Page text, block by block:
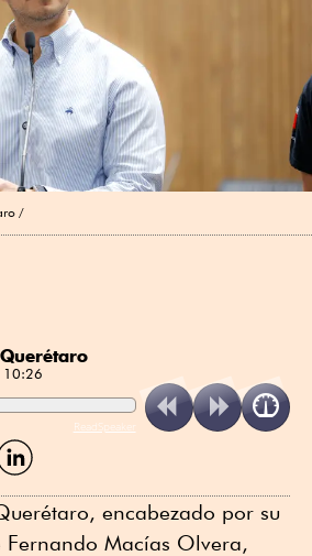
ReadSpeaker
Compartir
encabezado por su
Fernando Macías Olvera,